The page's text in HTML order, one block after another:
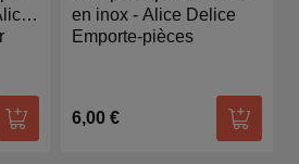
Ajouter au panier
en inox - Alice Delice
Emporte-pièces
6,00 €
Ajouter